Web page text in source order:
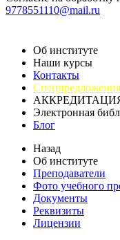
9778551110@mail.ru
Об институте
Наши курсы
Контакты
Спецпредложения
Электронная
Блог
Назад
Об институте
Преподаватели
Фото учебного
Документы
Реквизиты
Лицензии